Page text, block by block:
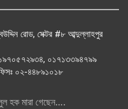
রোড, সেক্টর #৮ আব্দুল্লাহপুর
০১৭১৩৩৯৪৭৯৯
০২-৪৪৮৯১০১৮
হক মারা গেছেন….